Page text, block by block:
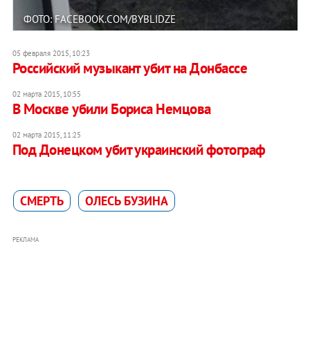
ФОТО: FACEBOOK.COM/BYBLIDZE
05 февраля 2015, 10:23
Российский музыкант убит на Донбассе
02 марта 2015, 10:55
В Москве убили Бориса Немцова
02 марта 2015, 11:25
Под Донецком убит украинский фотограф
СМЕРТЬ ОЛЕСЬ БУЗИНА
РЕКЛАМА